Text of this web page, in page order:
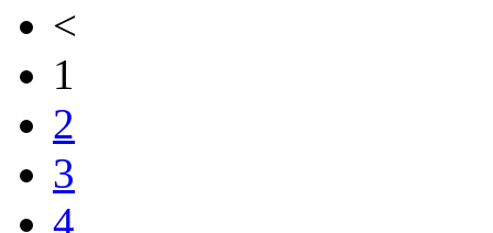
<
1
2
3
4